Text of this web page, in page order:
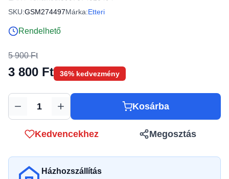
SKU:GSM274497Márka:Etteri
Rendelhető
5 900 Ft
3 800 Ft 36% kedvezmény
Mennyiség Kosárba
Kedvencekhez Megosztás
Házhozszállítás